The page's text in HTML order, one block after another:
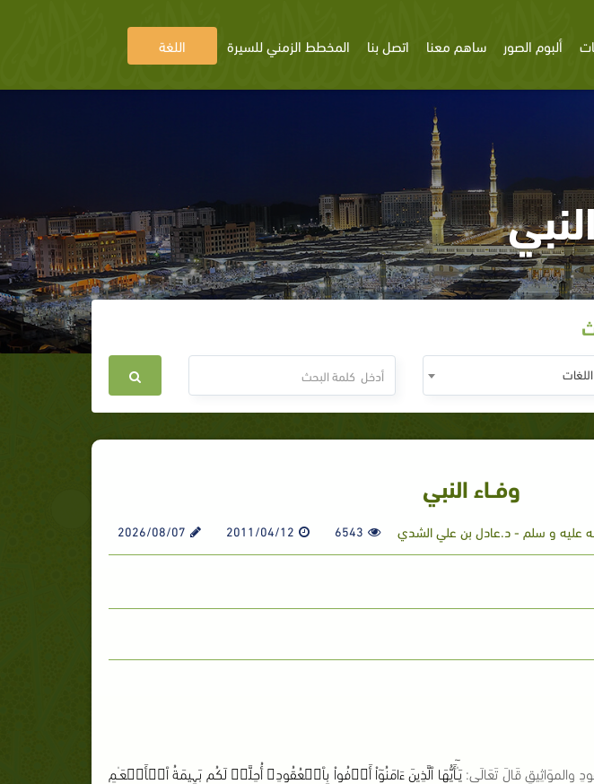
ألبوم الصور ساهم معنا اتصل بنا المخطط الزمني للسيرة اللغة
وفــاء النبي
6543
2011/04/12
2026/08/07
والموَاثِيقِ قَالَ تَعَالَى:يَـٰٓأَيُّهَا ٱلَّذِينَ ءَامَنُوٓاْ أَوۡفُواْ بِٱلۡعُقُودِ‌ۚ أُحِلَّتۡ لَكُم بَہِيمَةُ ٱلۡأَنۡعَـٰمِ